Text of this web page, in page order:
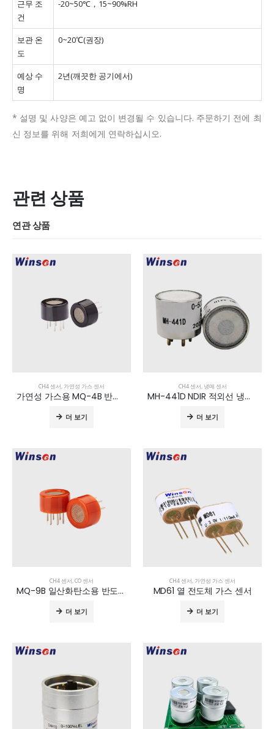
근무 조
건
-20~50℃，15~90%RH
보관 온
도
0~20℃(권장)
예상 수
명
2년(깨끗한 공기에서)
* 설명 및 사양은 예고 없이 변경될 수 있습니다. 주문하기 전에 최
신 정보를 위해 저희에게 연락하십시오.
관련 상품
연관 상품
CH4 센서, 가연성 가스 센서
가연성 가스용 MQ-4B 반도체 센서
더 보기
CH4 센서, 냉매 센서
MH-441D NDIR 적외선 냉매 센서
더 보기
CH4 센서,CO 센서
MQ-9B 일산화탄소용 반도체 센서
더 보기
CH4 센서, 가연성 가스 센서
MD61 열 전도체 가스 센서
더 보기